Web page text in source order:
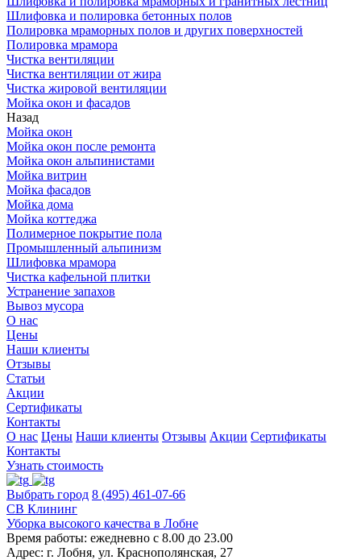
Шлифовка и полировка бетонных полов
Полировка мраморных полов и других поверхностей
Полировка мрамора
Чистка вентиляции
Чистка вентиляции от жира
Чистка жировой вентиляции
Мойка окон и фасадов
Назад
Мойка окон
Мойка окон после ремонта
Мойка окон альпинистами
Мойка витрин
Мойка фасадов
Мойка дома
Мойка коттеджа
Полимерное покрытие пола
Промышленный альпинизм
Шлифовка мрамора
Чистка кафельной плитки
Устранение запахов
Вывоз мусора
О нас
Цены
Наши клиенты
Отзывы
Статьи
Акции
Сертификаты
Контакты
О нас Цены Наши клиенты Отзывы Акции Сертификаты
Контакты
Узнать стоимость
Выбрать город 8 (495) 461-07-66
СВ Клининг
Уборка высокого качества в Лобне
Время работы: ежедневно с 8.00 до 23.00
Адрес: г. Лобня, ул. Краснополянская, 27